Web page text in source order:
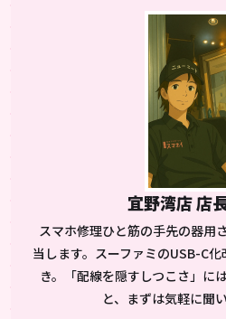
宜野湾店 店
スマホ修理ひと筋の手先の器用
当します。スーファミのUSB-C
き。「配線を隠すしつこさ」に
と、まずは気軽に聞